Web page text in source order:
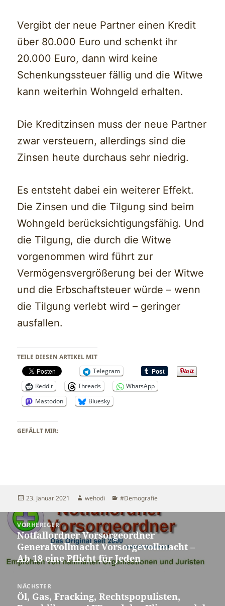
Vergibt der neue Partner einen Kredit
über 80.000 Euro und schenkt ihr
20.000 Euro, dann wird keine
Schenkungssteuer fällig und die Witwe
kann weiterhin Wohngeld erhalten.
Die Kreditzinsen muss der neue Partner
zwar versteuern, allerdings sind die
Zinsen heute durchaus sehr niedrig.
Es entsteht dabei ein weiterer Effekt.
Die Zinsen und die Tilgung sind beim
Wohngeld berücksichtigungsfähig. Und
die Tilgung, die durch die Witwe
vorgenommen wird führt zur
Vermögensvergrößerung bei der Witwe
und die Erbschaftsteuer würde – wenn
die Tilgung verlebt wird – geringer
ausfallen.
TEILE DIESEN ARTIKEL MIT
Telegram
Reddit
Threads
WhatsApp
Mastodon
Bluesky
GEFÄLLT MIR:
Veröffentlicht
23. Januar 2021 Autor
wehodi Kategorien
#Demografie
Beitragsnavigation
VORHERIGER
Vorheriger
Beitrag:
Notfallordner Vorsorgeordner
Generalvollmacht Vorsorgevollmacht –
Ab 18 eine Pflicht für Jeden
NÄCHSTER
Nächster
Öl, Gas, Fracking, Rechtspopulisten,